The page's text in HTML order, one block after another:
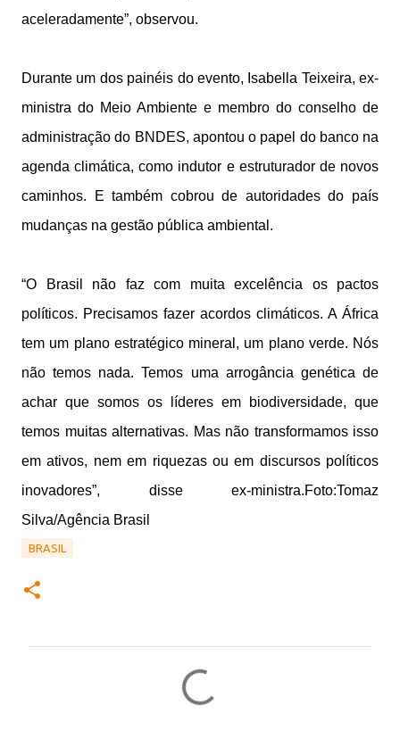
aceleradamente”, observou.
Durante um dos painéis do evento, Isabella Teixeira, ex-
ministra do Meio Ambiente e membro do conselho de
administração do BNDES, apontou o papel do banco na
agenda climática, como indutor e estruturador de novos
caminhos. E também cobrou de autoridades do país
mudanças na gestão pública ambiental.
“O Brasil não faz com muita excelência os pactos
políticos. Precisamos fazer acordos climáticos. A África
tem um plano estratégico mineral, um plano verde. Nós
não temos nada. Temos uma arrogância genética de
achar que somos os líderes em biodiversidade, que
temos muitas alternativas. Mas não transformamos isso
em ativos, nem em riquezas ou em discursos políticos
inovadores”, disse ex-ministra.Foto:Tomaz
Silva/Agência Brasil
BRASIL